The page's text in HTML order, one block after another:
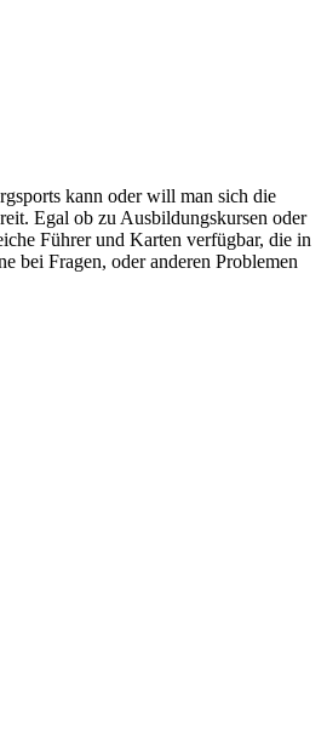
kann oder will man sich die
Egal ob zu Ausbildungskursen oder
Führer und Karten verfügbar, die in
bei Fragen, oder anderen Problemen